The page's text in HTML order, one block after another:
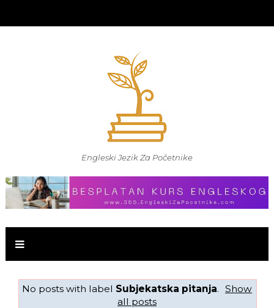
Engleski Jezik Za Početnike
No posts with label Subjekatska pitanja. Show
all posts